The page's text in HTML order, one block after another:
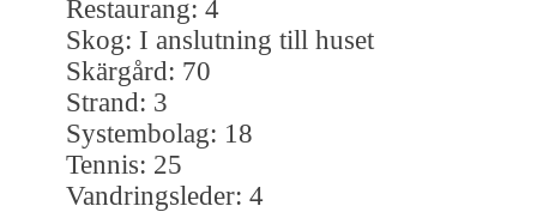
Restaurang: 4
Skog: I anslutning till huset
Skärgård: 70
Strand: 3
Systembolag: 18
Tennis: 25
Vandringsleder: 4